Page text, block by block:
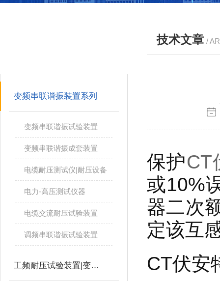
变频串联谐振装置系列
变频串联谐振试验装置
变频串联谐振成套装置
电缆耐压测试仪|耐压设备
电力-高压测试仪器
电缆交流耐压试验装置
调频串联谐振试验装置
工频耐压试验装置|变压器
技术文章 /
保护CT
或10%
器二次
定该互
CT伏安